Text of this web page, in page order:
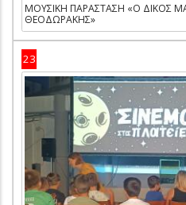
ΜΟΥΣΙΚΗ ΠΑΡΑΣΤΑΣΗ «Ο ΔΙΚΟΣ
ΘΕΟΔΩΡΑΚΗΣ»
23